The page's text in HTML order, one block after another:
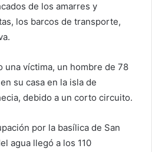
de los amarres y
los barcos de transporte,
una víctima, un hombre de 78
su casa en la isla de
debido a un corto circuito.
por la basílica de San
agua llegó a los 110